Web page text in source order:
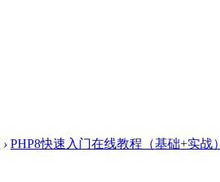
› PHP8快速入门在线教程（基础+实战）